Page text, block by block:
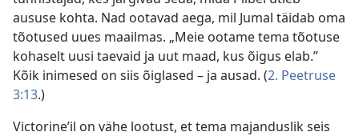
aususe kohta. Nad ootavad aega, mil Jumal täidab oma
tõotused uues maailmas. „Meie ootame tema tõotuse
kohaselt uusi taevaid ja uut maad, kus õigus elab.”
Kõik inimesed on siis õiglased – ja ausad. (2. Peetruse
3:13.)
Victorine’il on vähe lootust, et tema majanduslik seis